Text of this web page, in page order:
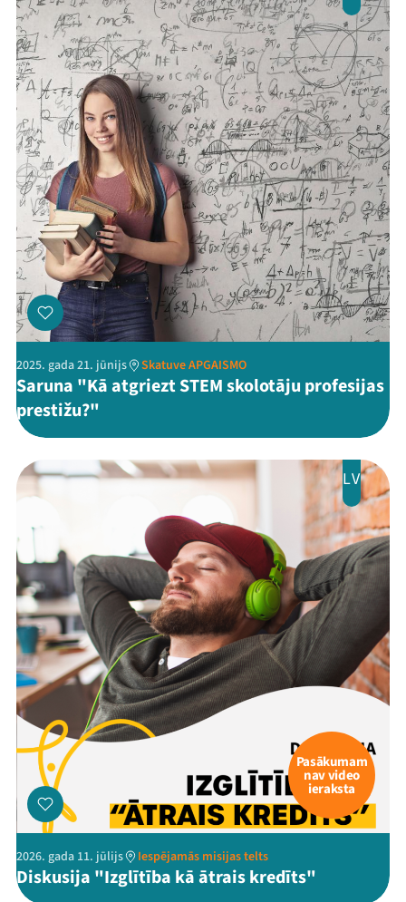
2025. gada 21. jūnijs Skatuve APGAISMO
Saruna "Kā atgriezt STEM skolotāju profesijas
prestižu?"
LV
Pasākumam
nav video
ieraksta
2026. gada 11. jūlijs Iespējamās misijas telts
Diskusija "Izglītība kā ātrais kredīts"